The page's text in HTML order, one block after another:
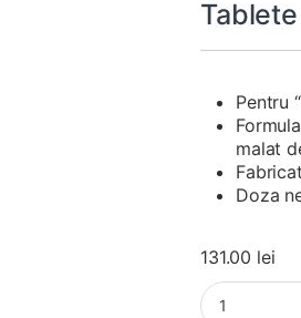
Tablete
Pentru “
malat
Doza
131.00 lei
Osteomax